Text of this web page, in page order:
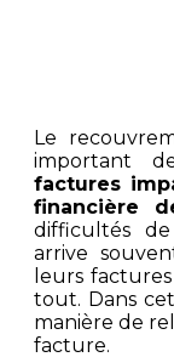
Le
important
factures
financière
difficultés de
arrive
leurs
tout. Dans
manière de
facture.